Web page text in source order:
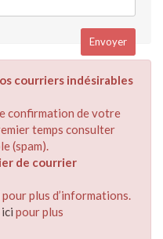
courriers indésirables
confirmation de votre
temps consulter
(spam).
de courrier
pour plus d’informations.
pour plus